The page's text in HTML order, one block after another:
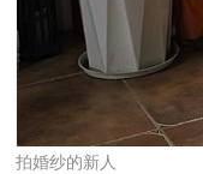
拍婚纱的新人